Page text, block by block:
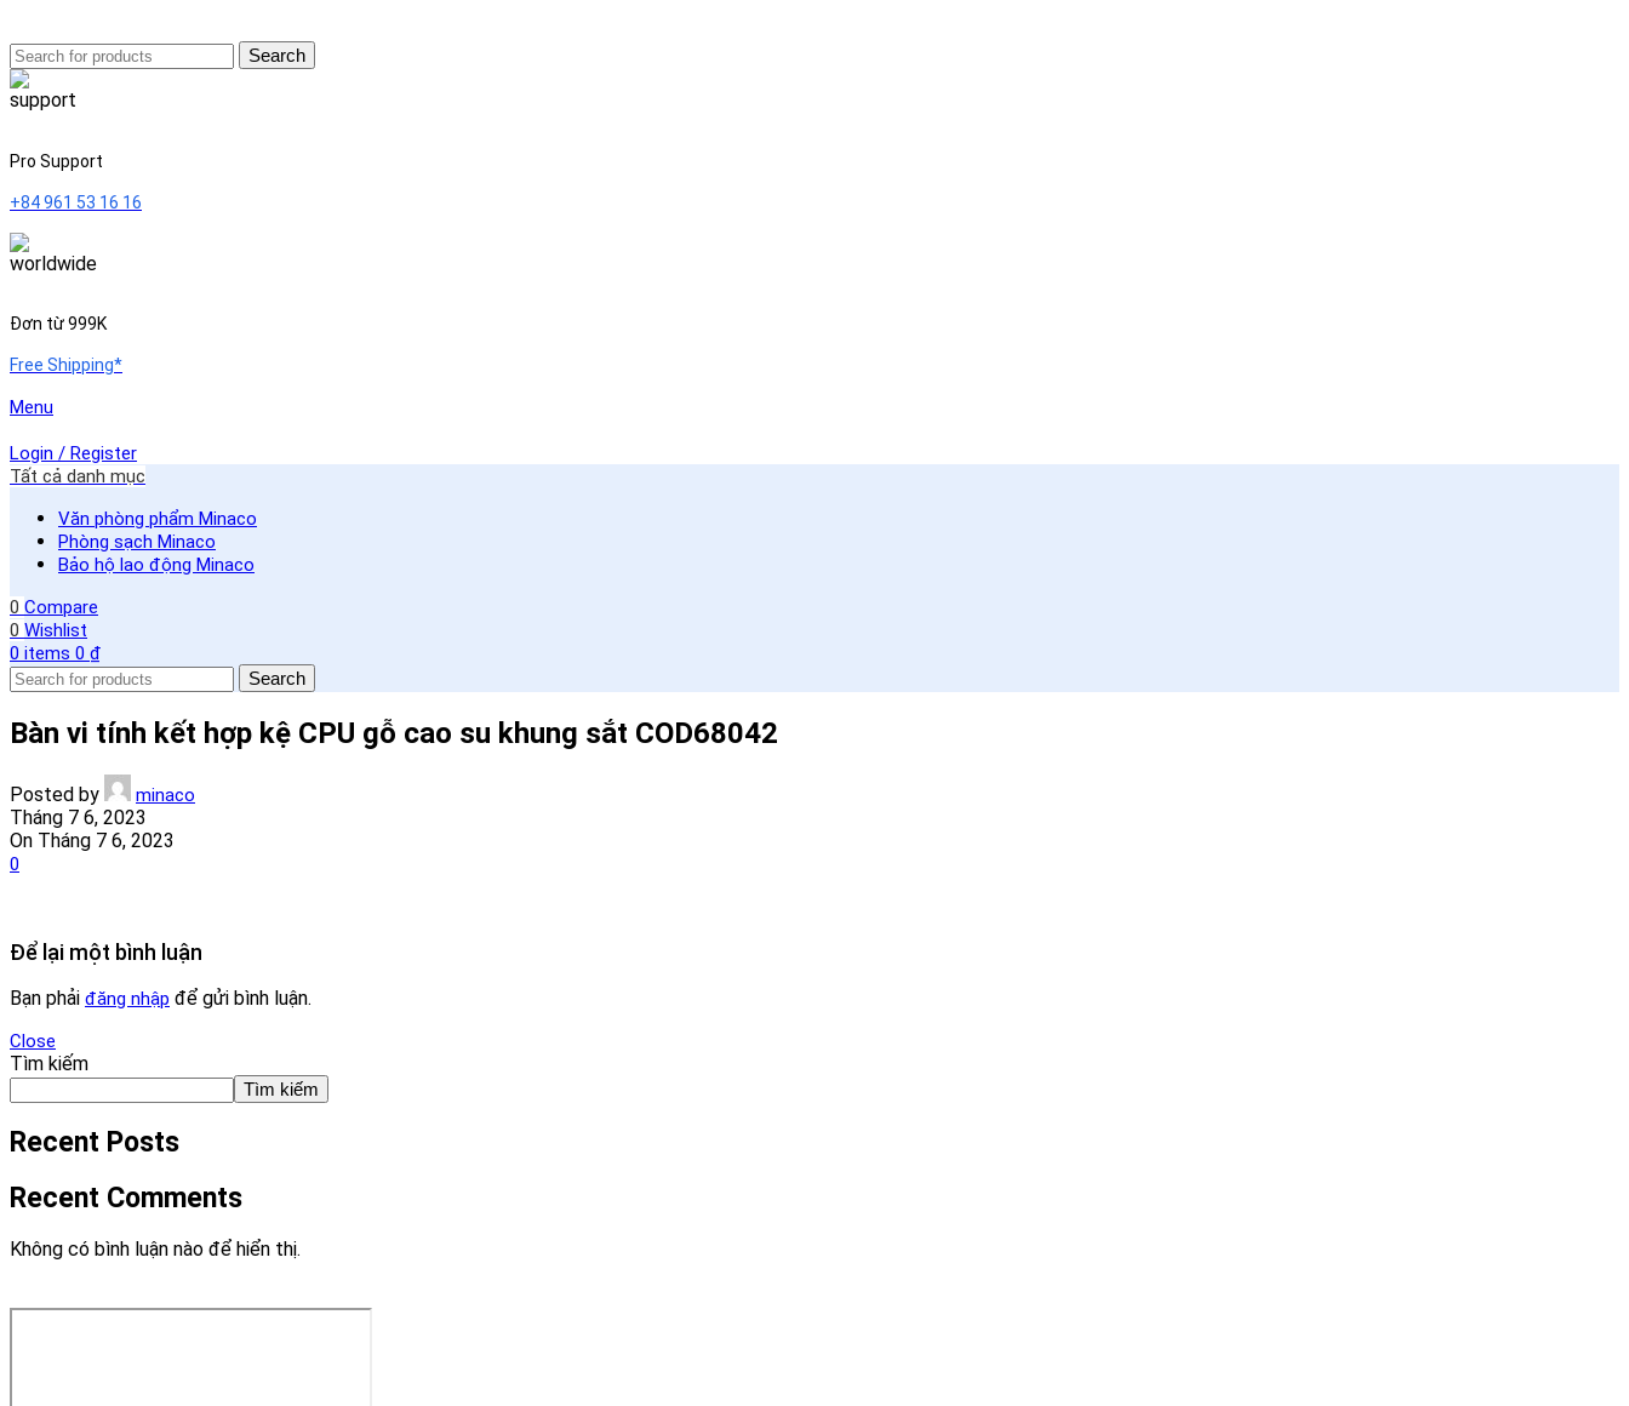
Search
Pro Support
+84 961 53 16 16
Đơn từ 999K
Free Shipping*
Menu
Login / Register
Tất cả danh mục
Văn phòng phẩm Minaco
Phòng sạch Minaco
Bảo hộ lao động Minaco
0 Compare
0 Wishlist
0 items 0 ₫
Search
Bàn vi tính kết hợp kệ CPU gỗ cao su khung sắt COD68042
Posted by minaco
Tháng 7 6, 2023
On Tháng 7 6, 2023
0
Để lại một bình luận
Bạn phải đăng nhập để gửi bình luận.
Close
Tìm kiếm
Tìm kiếm
Recent Posts
Recent Comments
Không có bình luận nào để hiển thị.